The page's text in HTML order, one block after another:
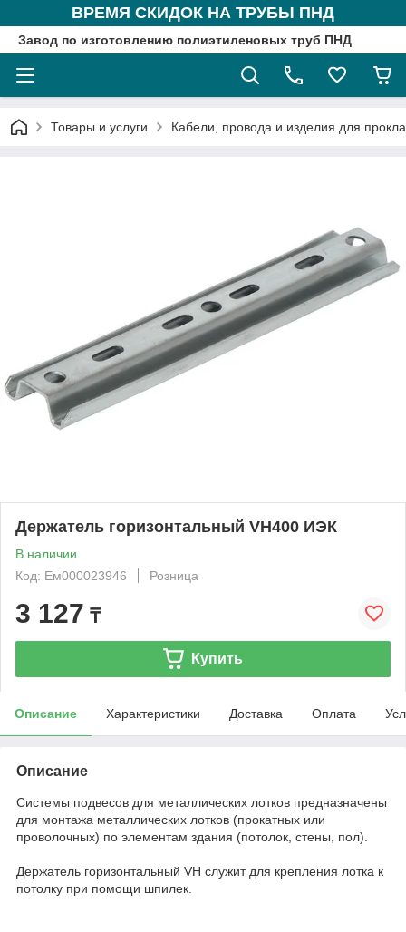
ВРЕМЯ СКИДОК НА ТРУБЫ ПНД
Завод по изготовлению полиэтиленовых труб ПНД
Товары и услуги Кабели, провода и изделия для
Держатель горизонтальный VH400 ИЭК
В наличии
Код: Ем000023946
Розница
3 127 ₸
Купить
Описание Характеристики Доставка Оплата
Описание
Системы подвесов для металлических лотков предназначены
для монтажа металлических лотков (прокатных или
проволочных) по элементам здания (потолок, стены, пол).
Держатель горизонтальный VH служит для крепления лотка к
потолку при помощи шпилек.